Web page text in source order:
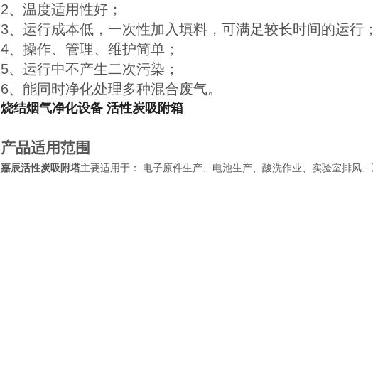
2、温度适用性好；
3、运行成本低，一次性加入填料，可满足较长时间的运行
4、操作、管理、维护简单；
5、运行中不产生二次污染；
6、能同时净化处理多种混合废气。
烧结烟气净化设备 活性炭吸附箱
产品适用范围
嘉辰活性炭吸附塔主要适用于： 电子原件生产、电池生产、酸洗作业、实验室排风